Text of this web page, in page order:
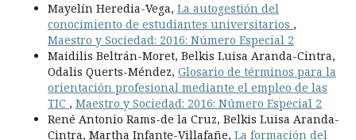
Mayelín Heredia-Vega, La autogestión del
conocimiento de estudiantes universitarios ,
Maestro y Sociedad: 2016: Número Especial 2
Maidilis Beltrán-Moret, Belkis Luisa Aranda-Cintra,
Odalis Querts-Méndez, Glosario de términos para la
orientación profesional mediante el empleo de las
TIC , Maestro y Sociedad: 2016: Número Especial 2
René Antonio Rams-de la Cruz, Belkis Luisa Aranda-
Cintra, Martha Infante-Villafañe, La formación del